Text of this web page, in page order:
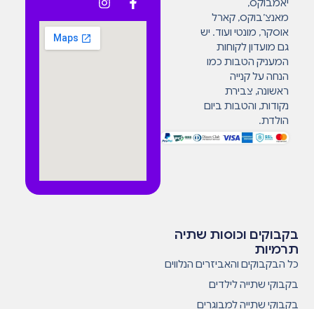
יאמבוקס,
מאנצ’בוקס, קארל
אוסקר, מונטי ועוד. יש
גם מועדון לקוחות
המעניק הטבות כמו
הנחה על קנייה
ראשונה, צבירת
נקודות, והטבות ביום
הולדת.
בקבוקים וכוסות שתיה
תרמיות
כל הבקבוקים והאביזרים הנלווים
בקבוקי שתייה לילדים
בקבוקי שתייה למבוגרים